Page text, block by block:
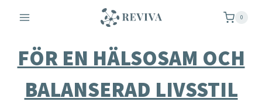
sisältöön
0
FÖR EN HÄLSOSAM OCH
BALANSERAD LIVSSTIL